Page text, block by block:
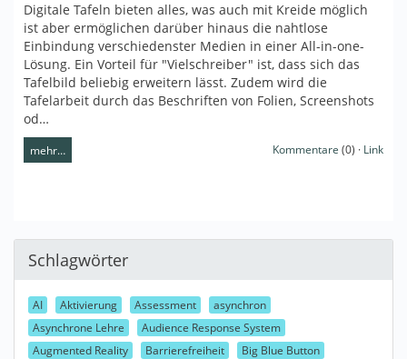
Digitale Tafeln bieten alles, was auch mit Kreide möglich
ist aber ermöglichen darüber hinaus die nahtlose
Einbindung verschiedenster Medien in einer All-in-one-
Lösung. Ein Vorteil für "Vielschreiber" ist, dass sich das
Tafelbild beliebig erweitern lässt. Zudem wird die
Tafelarbeit durch das Beschriften von Folien, Screenshots
od…
mehr… Kommentare (0) · Link
Schlagwörter
AI Aktivierung Assessment
asynchron
Asynchrone Lehre
Audience Response System
Augmented Reality
Barrierefreiheit
Big Blue Button